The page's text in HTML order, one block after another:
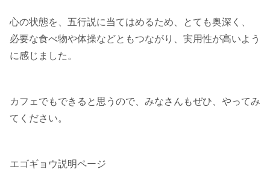
心の状態を、五行説に当てはめるため、とても奥深く、
必要な食べ物や体操などともつながり、実用性が高いよう
に感じました。
カフェでもできると思うので、みなさんもぜひ、やってみ
てください。
エゴギョウ説明ページ